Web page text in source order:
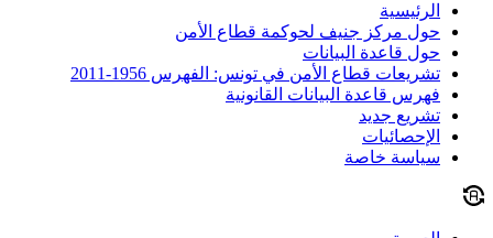
الرئيسية
حول مركز جنيف لحوكمة قطاع الأمن
حول قاعدة البيانات
تشريعات قطاع الأمن في تونس: الفهرس 1956-2011
فهرس قاعدة البيانات القانونية
تشريع جديد
الإحصائيات
سياسة خاصة